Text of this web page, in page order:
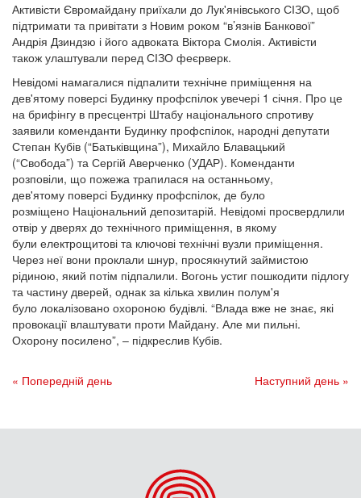
Активісти Євромайдану приїхали до Лук'янівського СІЗО, щоб
підтримати та привітати з Новим роком “в’язнів Банкової”
Андрія Дзиндзю і його адвоката Віктора Смолія. Активісти
також улаштували перед СІЗО феєрверк.
Невідомі намагалися підпалити технічне приміщення на
дев'ятому поверсі Будинку профспілок увечері 1 січня. Про це
на брифінгу в пресцентрі Штабу національного спротиву
заявили коменданти Будинку профспілок, народні депутати
Степан Кубів (“Батьківщина”), Михайло Блавацький
(“Свобода”) та Сергій Аверченко (УДАР). Коменданти
розповіли, що пожежа трапилася на останньому,
дев'ятому поверсі Будинку профспілок, де було
розміщено Національний депозитарій. Невідомі просвердлили
отвір у дверях до технічного приміщення, в якому
були електрощитові та ключові технічні вузли приміщення.
Через неї вони проклали шнур, просякнутий займистою
рідиною, який потім підпалили. Вогонь устиг пошкодити підлогу
та частину дверей, однак за кілька хвилин полум'я
було локалізовано охороною будівлі. “Влада вже не знає, які
провокації влаштувати проти Майдану. Але ми пильні.
Охорону посилено”, – підкреслив Кубів.
« Попередній день Наступний день »